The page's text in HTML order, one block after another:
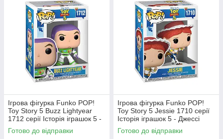
Ігрова фігурка Funko POP!
Toy Story 5 Buzz Lightyear
1712 серії Історія іграшок 5 -
Базз Лайтер Фанко Поп
90768
Готово до відправки
Ігрова фігурка Funko POP!
Toy Story 5 Jessie 1710 серії
Історія іграшок 5 - Джессі
Фанко Поп 90766
Готово до відправки